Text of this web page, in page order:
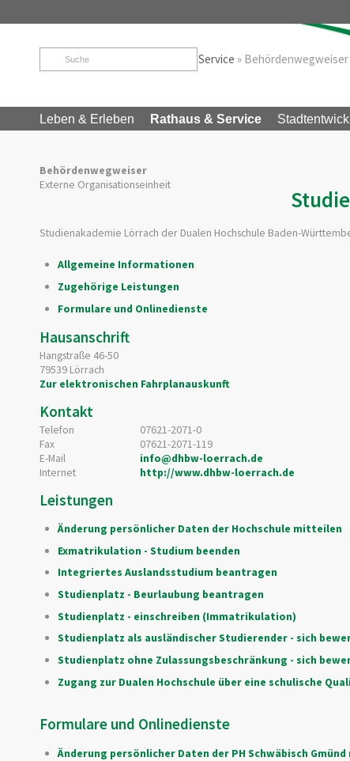
Startseite Service » Behördenwegweiser
Leben & Erleben Rathaus & Service
Behördenwegweiser
Externe Organisationseinheit
Studienakademie Lörrach der Dualen Hochschule Baden-
Allgemeine Informationen
Zugehörige Leistungen
Formulare und Onlinedienste
Hausanschrift
Hangstraße 46-50
79539 Lörrach
Zur elektronischen Fahrplanauskunft
Kontakt
Telefon
07621-2071-0
Fax
07621-2071-119
E-Mail
info@dhbw-loerrach.de
Internet
http://www.dhbw-loerrach.de
Leistungen
Änderung persönlicher Daten der Hochschule mitteilen
Exmatrikulation - Studium beenden
Integriertes Auslandsstudium beantragen
Studienplatz - Beurlaubung beantragen
Studienplatz - einschreiben (Immatrikulation)
Studienplatz als ausländischer Studierender - sich
Studienplatz ohne Zulassungsbeschränkung - sich
Zugang zur Dualen Hochschule über eine schulische
Formulare und Onlinedienste
Änderung persönlicher Daten der PH Schwäbisch